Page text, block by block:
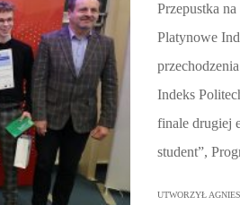
Przepustka
Platynowe
Indeks
finale drugiej
student”,
UTWORZYŁ